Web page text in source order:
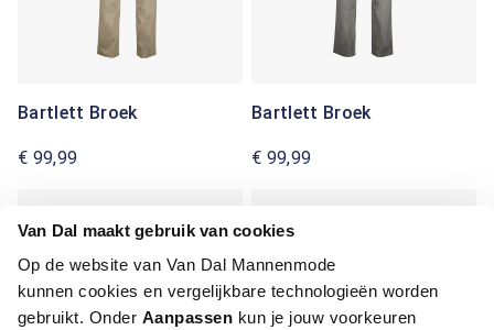
Van Dal maakt gebruik van cookies
Op de website van Van Dal Mannenmode
kunnen cookies en vergelijkbare technologieën worden
gebruikt. Onder Aanpassen kun je jouw voorkeuren
Bartlett Broek
€ 99,99
Bartlett Broek
€ 99,99